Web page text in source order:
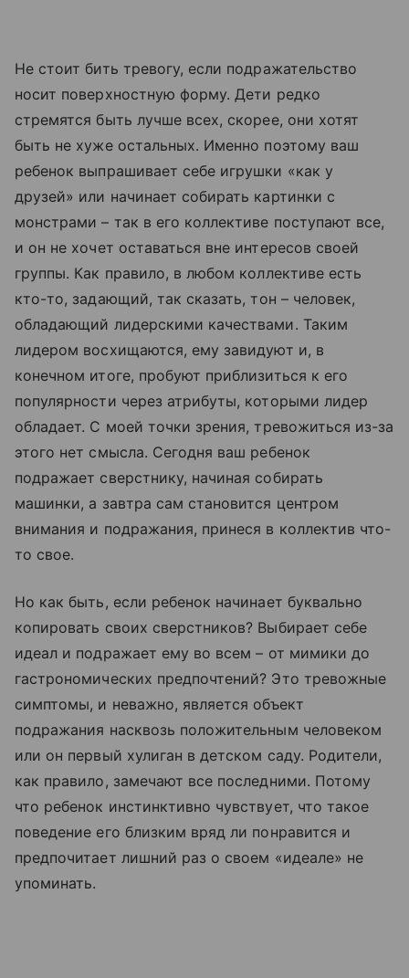
Не стоит бить тревогу, если подражательство
носит поверхностную форму. Дети редко
стремятся быть лучше всех, скорее, они хотят
быть не хуже остальных. Именно поэтому ваш
ребенок выпрашивает себе игрушки «как у
друзей» или начинает собирать картинки с
монстрами – так в его коллективе поступают все,
и он не хочет оставаться вне интересов своей
группы. Как правило, в любом коллективе есть
кто-то, задающий, так сказать, тон – человек,
обладающий лидерскими качествами. Таким
лидером восхищаются, ему завидуют и, в
конечном итоге, пробуют приблизиться к его
популярности через атрибуты, которыми лидер
обладает. С моей точки зрения, тревожиться из-за
этого нет смысла. Сегодня ваш ребенок
подражает сверстнику, начиная собирать
машинки, а завтра сам становится центром
внимания и подражания, принеся в коллектив что-
то свое.
Но как быть, если ребенок начинает буквально
копировать своих сверстников? Выбирает себе
идеал и подражает ему во всем – от мимики до
гастрономических предпочтений? Это тревожные
симптомы, и неважно, является объект
подражания насквозь положительным человеком
или он первый хулиган в детском саду. Родители,
как правило, замечают все последними. Потому
что ребенок инстинктивно чувствует, что такое
поведение его близким вряд ли понравится и
предпочитает лишний раз о своем «идеале» не
упоминать.